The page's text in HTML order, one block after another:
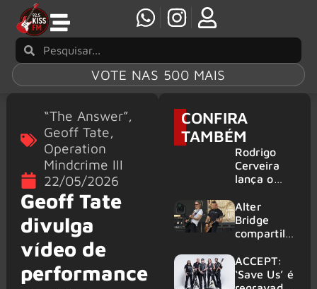
VOTE NAS 500 MAIS
“The Answer”,
Geoff Tate,
Operation
Mindcrime III
22/05/2026
Geoff Tate
divulga
vídeo de
performance
CONFIRA
TAMBÉM
Rodrigo
Cerveira
lança o
Searcher”
Alter
Bridge
compartilh
vivo de
“Fortress”
ACCEPT:
‘Save Us’ é